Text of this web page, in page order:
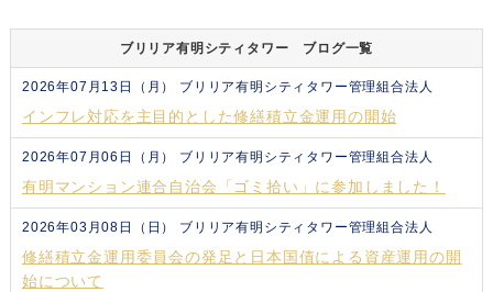
ブリリア有明シティタワー ブログ一覧
2026年07月13日（月） ブリリア有明シティタワー管理組合法人
インフレ対応を主目的とした修繕積立金運用の開始
2026年07月06日（月） ブリリア有明シティタワー管理組合法人
有明マンション連合自治会「ゴミ拾い」に参加しました！
2026年03月08日（日） ブリリア有明シティタワー管理組合法人
修繕積立金運用委員会の発足と日本国債による資産運用の開
始について